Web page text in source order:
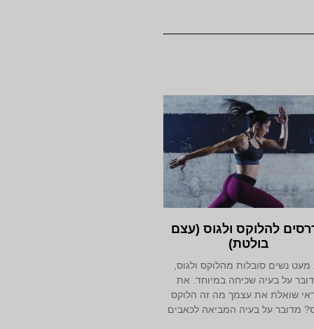
להלוקס ולגוס (עצם
בולטת)
מעט נשים סובלות מהלוקס ולגוס,
על בעיה שכיחה במיוחד. את
שואלת את עצמך מה זה הלוקס
מדובר על בעיה המביאה לכאבים